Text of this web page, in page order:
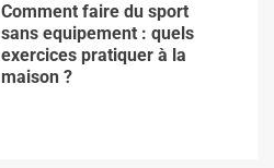
Comment faire du sport
sans equipement : quels
exercices pratiquer à la
maison ?